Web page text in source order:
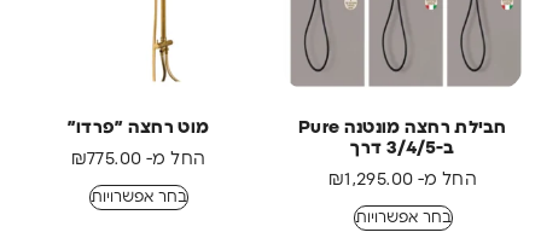
חבילת רחצה מונטנה Pure
ב-3/4/5 דרך
החל מ-
₪1,295.00
בחר אפשרויות
מוט רחצה ״פרדו״
החל מ-
₪775.00
בחר אפשרויות